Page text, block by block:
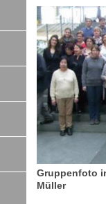
Gruppenfoto
Müller